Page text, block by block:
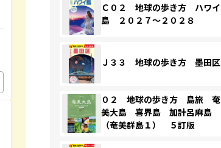
Ｃ０２ 地球の歩き方 ハワイ
島 ２０２７～２０２８
Ｊ３３ 地球の歩き方 墨田区
０２ 地球の歩き方 島旅 奄
美大島 喜界島 加計呂麻島
（奄美群島１） ５訂版